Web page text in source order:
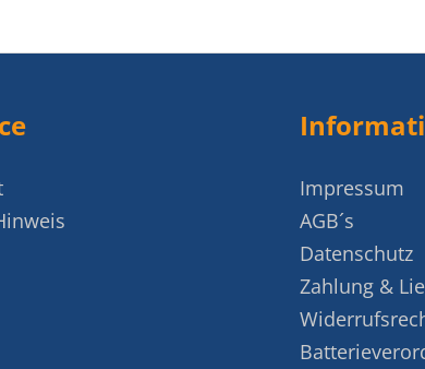
Impressum
AGB´s
Datenschutz
Zahlung &